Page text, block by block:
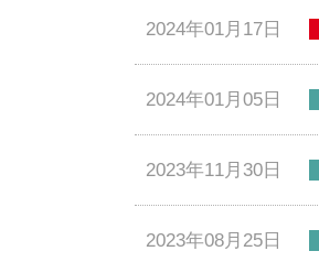
2024年01月17日
2024年01月05日
2023年11月30日
2023年08月25日